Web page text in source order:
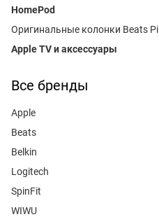
HomePod
Оригинальные колонки Beats Pill
Apple TV и аксессуары
Все бренды
Apple
Beats
Belkin
Logitech
SpinFit
WIWU